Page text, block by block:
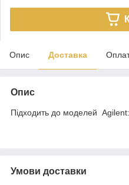
Опис Доставка
Опис
Підходить до моделей
Умови доставки